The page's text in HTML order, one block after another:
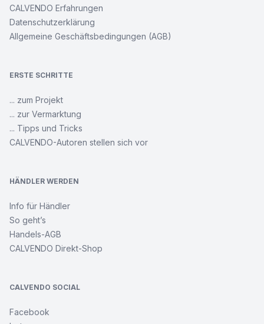
CALVENDO Erfahrungen
Datenschutzerklärung
Allgemeine Geschäftsbedingungen (AGB)
ERSTE SCHRITTE
... zum Projekt
... zur Vermarktung
... Tipps und Tricks
CALVENDO-Autoren stellen sich vor
HÄNDLER WERDEN
Info für Händler
So geht’s
Handels-AGB
CALVENDO Direkt-Shop
CALVENDO SOCIAL
Facebook